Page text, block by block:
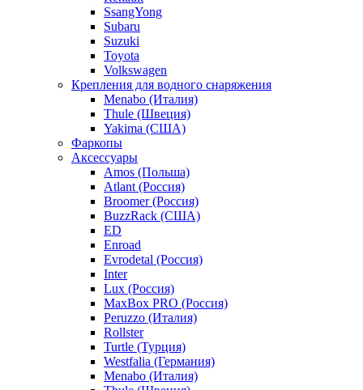
SsangYong
Subaru
Suzuki
Toyota
Volkswagen
Крепления для водного снаряжения
Menabo (Италия)
Thule (Швеция)
Yakima (США)
Фаркопы
Аксессуары
Amos (Польша)
Atlant (Россия)
Broomer (Россия)
BuzzRack (США)
ED
Enroad
Evrodetal (Россия)
Inter
Lux (Россия)
MaxBox PRO (Россия)
Peruzzo (Италия)
Rollster
Turtle (Турция)
Westfalia (Германия)
Menabo (Италия)